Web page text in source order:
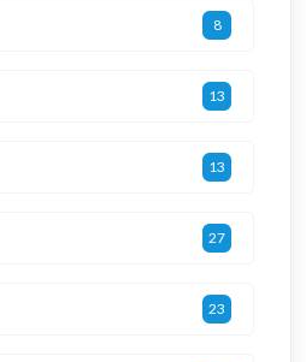
8
13
13
27
23